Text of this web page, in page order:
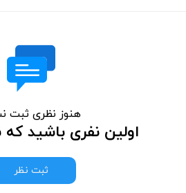
هنوز نظری ثبت
اولین نفری باشید
ثبت نظر